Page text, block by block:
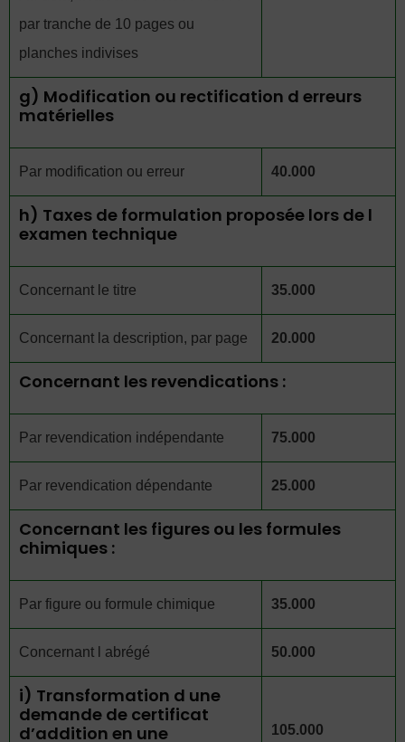
par tranche de 10 pages ou
planches indivises
g) Modification ou rectification d erreurs
matérielles
Par modification ou erreur 40.000
h) Taxes de formulation proposée lors de l
examen technique
Concernant le titre 35.000
Concernant la description, par page 20.000
Concernant les revendications :
Par revendication indépendante 75.000
Par revendication dépendante 25.000
Concernant les figures ou les formules
chimiques :
Par figure ou formule chimique 35.000
Concernant l abrégé 50.000
i) Transformation d une
demande de certificat
d’addition en une
105.000